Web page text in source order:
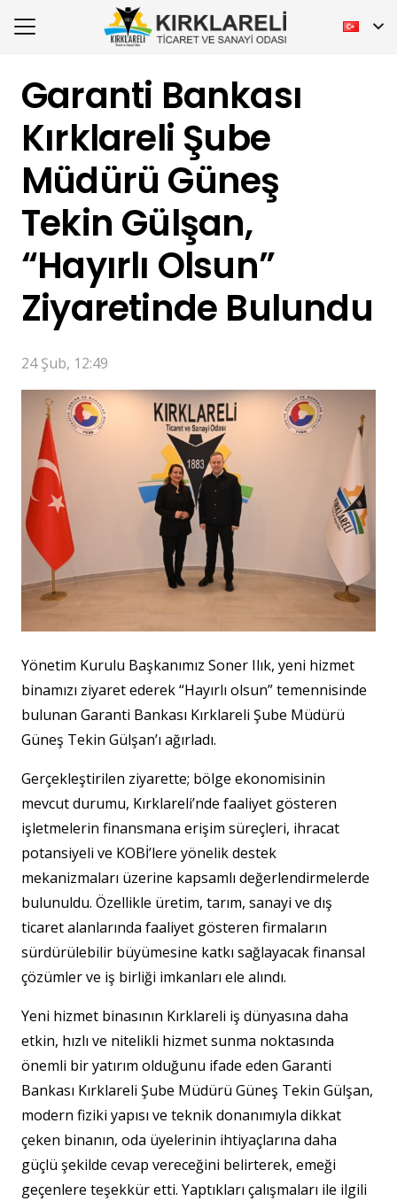
Garanti Bankası
Kırklareli Şube
Müdürü Güneş
Tekin Gülşan,
“Hayırlı Olsun”
Ziyaretinde Bulundu
24 Şub, 12:49
Yönetim Kurulu Başkanımız Soner Ilık, yeni hizmet
binamızı ziyaret ederek “Hayırlı olsun” temennisinde
bulunan Garanti Bankası Kırklareli Şube Müdürü
Güneş Tekin Gülşan’ı ağırladı.
Gerçekleştirilen ziyarette; bölge ekonomisinin
mevcut durumu, Kırklareli’nde faaliyet gösteren
işletmelerin finansmana erişim süreçleri, ihracat
potansiyeli ve KOBİ’lere yönelik destek
mekanizmaları üzerine kapsamlı değerlendirmelerde
bulunuldu. Özellikle üretim, tarım, sanayi ve dış
ticaret alanlarında faaliyet gösteren firmaların
sürdürülebilir büyümesine katkı sağlayacak finansal
çözümler ve iş birliği imkanları ele alındı.
Yeni hizmet binasının Kırklareli iş dünyasına daha
etkin, hızlı ve nitelikli hizmet sunma noktasında
önemli bir yatırım olduğunu ifade eden Garanti
Bankası Kırklareli Şube Müdürü Güneş Tekin Gülşan,
modern fiziki yapısı ve teknik donanımıyla dikkat
çeken binanın, oda üyelerinin ihtiyaçlarına daha
güçlü şekilde cevap vereceğini belirterek, emeği
geçenlere teşekkür etti. Yaptıkları çalışmaları ile ilgili